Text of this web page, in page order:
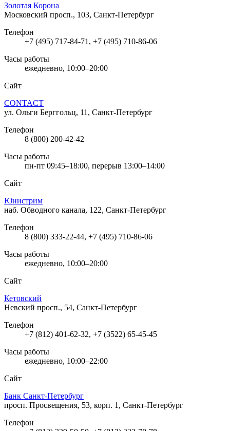
Золотая Корона
Московский просп., 103, Санкт-Петербург
Телефон
+7 (495) 717-84-71, +7 (495) 710-86-06
Часы работы
ежедневно, 10:00–20:00
Сайт
CONTACT
ул. Ольги Берггольц, 11, Санкт-Петербург
Телефон
8 (800) 200-42-42
Часы работы
пн-пт 09:45–18:00, перерыв 13:00–14:00
Сайт
Юнистрим
наб. Обводного канала, 122, Санкт-Петербург
Телефон
8 (800) 333-22-44, +7 (495) 710-86-06
Часы работы
ежедневно, 10:00–20:00
Сайт
Кетовский
Невский просп., 54, Санкт-Петербург
Телефон
+7 (812) 401-62-32, +7 (3522) 65-45-45
Часы работы
ежедневно, 10:00–22:00
Сайт
Банк Санкт-Петербург
просп. Просвещения, 53, корп. 1, Санкт-Петербург
Телефон